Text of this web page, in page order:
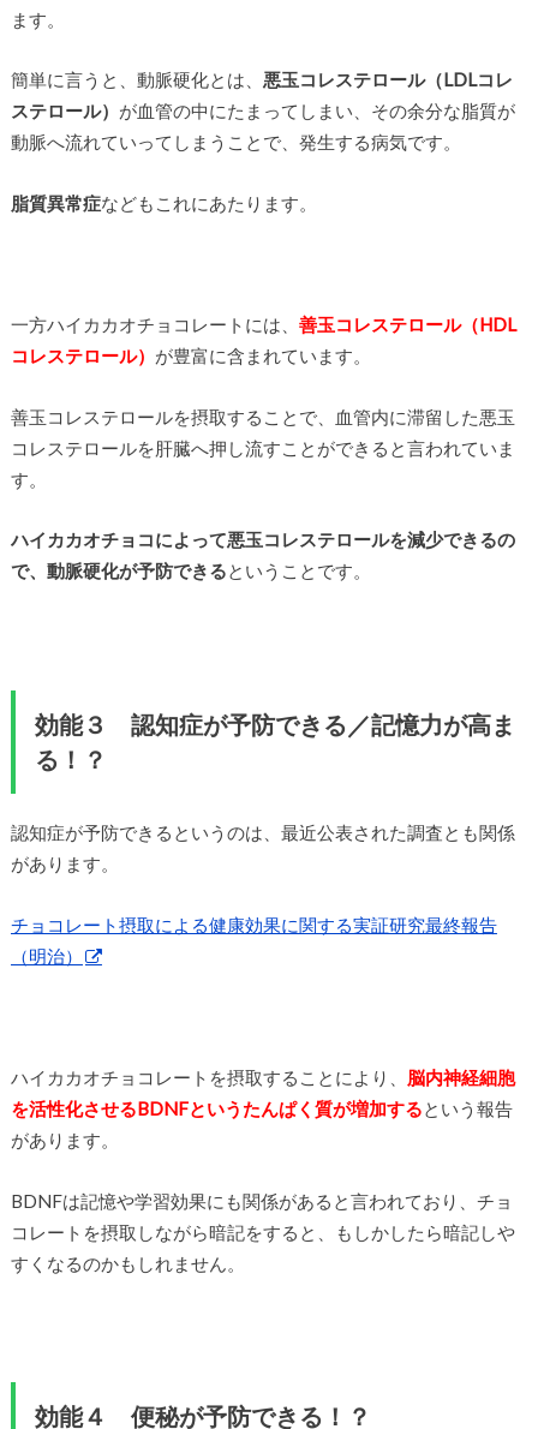
ます。
簡単に言うと、動脈硬化とは、 悪玉コレステロール（LDLコレ
ステロール） が血管の中にたまってしまい、その余分な脂質が
動脈へ流れていってしまうことで、発生する病気です。
脂質異常症などもこれにあたります。
一方ハイカカオチョコレートには、 善玉コレステロール（HDL
コレステロール） が豊富に含まれています。
善玉コレステロールを摂取することで、血管内に滞留した悪玉
コレステロールを肝臓へ押し流すことができると言われていま
す。
ハイカカオチョコによって悪玉コレステロールを減少できるの
で、動脈硬化が予防できるということです。
効能３ 認知症が予防できる／記憶力が高ま
る！？
認知症が予防できるというのは、最近公表された調査とも関係
があります。
チョコレート摂取による健康効果に関する実証研究最終報告
（明治）
ハイカカオチョコレートを摂取することにより、 脳内神経細胞
を活性化させるBDNFというたんぱく質が増加するという報告
があります。
BDNFは記憶や学習効果にも関係があると言われており、チョ
コレートを摂取しながら暗記をすると、もしかしたら暗記しや
すくなるのかもしれません。
効能４ 便秘が予防できる！？